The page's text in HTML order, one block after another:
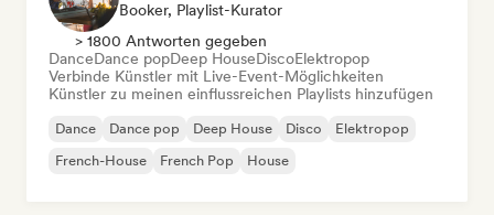
Booker, Playlist-Kurator
> 1800 Antworten gegeben
DanceDance popDeep HouseDiscoElektropop
Verbinde Künstler mit Live-Event-Möglichkeiten
Künstler zu meinen einflussreichen Playlists hinzufügen
Dance Dance pop Deep House Disco
Elektropop
French-House
French Pop House